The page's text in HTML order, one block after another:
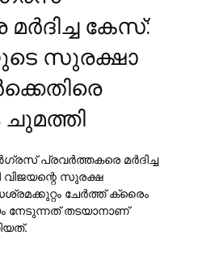
കേസ്:
സുരക്ഷാ
ചുമത്തി
പ്രവര്‍ത്തകരെ മര്‍ദിച്ച
വിജയന്റെ സുരക്ഷ
ചേര്‍ത്ത് ക്രൈം
നേടുന്നത് തടയാനാണ്